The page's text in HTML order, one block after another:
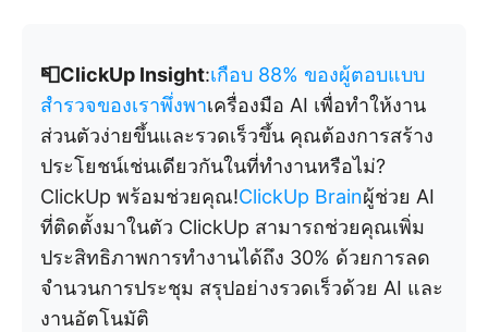
📮ClickUp Insight:เกือบ 88% ของผู้ตอบแบบ
สำรวจของเราพึ่งพาเครื่องมือ AI เพื่อทำให้งาน
ส่วนตัวง่ายขึ้นและรวดเร็วขึ้น คุณต้องการสร้าง
ประโยชน์เช่นเดียวกันในที่ทำงานหรือไม่?
ClickUp พร้อมช่วยคุณ!ClickUp Brainผู้ช่วย AI
ที่ติดตั้งมาในตัว ClickUp สามารถช่วยคุณเพิ่ม
ประสิทธิภาพการทำงานได้ถึง 30% ด้วยการลด
จำนวนการประชุม สรุปอย่างรวดเร็วด้วย AI และ
งานอัตโนมัติ